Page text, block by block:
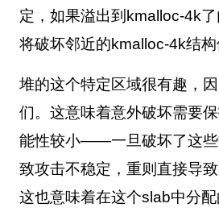
定，如果溢出到 kmalloc-4k
将破坏邻近的kmalloc-4k结构
堆的这个特定区域很有趣，
们。这意味着意外破坏需要
能性较小——一旦破坏了这些
致攻击不稳定，重则直接导
这也意味着在这个slab中分